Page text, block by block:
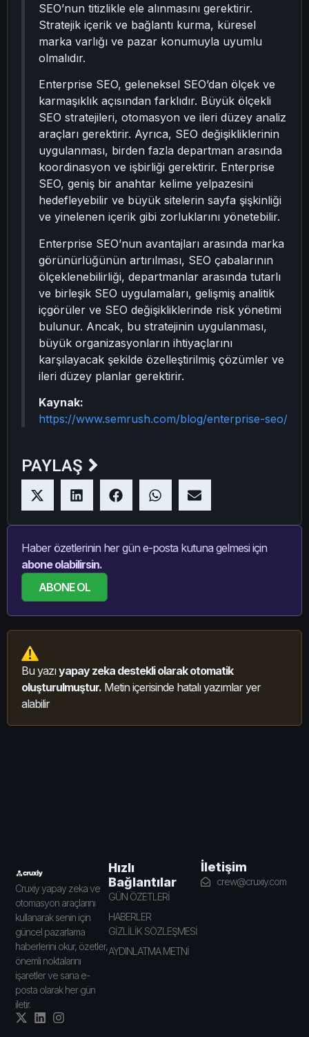
SEO’nun titizlikle ele alınmasını gerektirir.
Stratejik içerik ve bağlantı kurma, küresel
marka varlığı ve pazar konumuyla uyumlu
olmalıdır.
Enterprise SEO, geleneksel SEO’dan ölçek ve
karmaşıklık açısından farklıdır. Büyük ölçekli
SEO stratejileri, otomasyon ve ileri düzey analiz
araçları gerektirir. Ayrıca, SEO değişikliklerinin
uygulanması, birden fazla departman arasında
koordinasyon ve işbirliği gerektirir. Enterprise
SEO, geniş bir anahtar kelime yelpazesini
hedefleyebilir ve büyük sitelerin sayfa şişkinliği
ve yinelenen içerik gibi zorluklarını yönetebilir.
Enterprise SEO’nun avantajları arasında marka
görünürlüğünün artırılması, SEO çabalarının
ölçeklenebilirliği, departmanlar arasında tutarlı
ve birleşik SEO uygulamaları, gelişmiş analitik
içgörüler ve SEO değişikliklerinde risk yönetimi
bulunur. Ancak, bu stratejinin uygulanması,
büyük organizasyonların ihtiyaçlarını
karşılayacak şekilde özelleştirilmiş çözümler ve
ileri düzey planlar gerektirir.
Kaynak:
https://www.semrush.com/blog/enterprise-seo/
PAYLAŞ
Haber özetlerinin her gün e-posta kutuna gelmesi için
abone olabilirsin.
ABONE OL
Bu yazıyapay zeka destekli olarak otomatik
oluşturulmuştur. Metin içerisinde hatalı yazımlar yer
alabilir
Cruxiy yapay zeka ve
otomasyon araçlarını
kullanarak senin için
güncel pazarlama
haberlerini okur, özetler,
önemli noktalarını
işaretler ve sana e-
posta olarak her gün
iletir.
Hızlı
Bağlantılar
GÜN ÖZETLERİ
HABERLER
GİZLİLİK SÖZLEŞMESİ
AYDINLATMA METNİ
İletişim
crew@cruxiy.com